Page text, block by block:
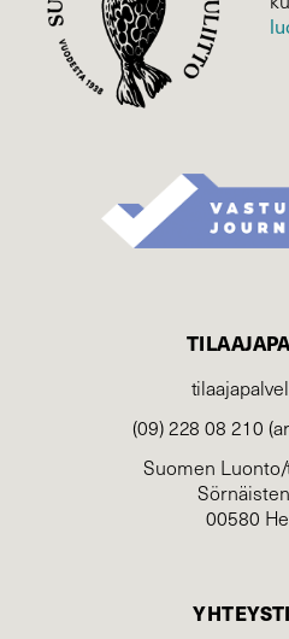
(09) 228 08 210
Suomen
00580